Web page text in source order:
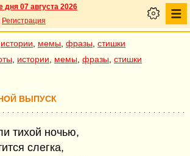
дня 07 августа 2026
Регистрация
истории мемы фразы стишки
истории мемы фразы стишки
ВЫПУСК
тихой ночью,
слегка,